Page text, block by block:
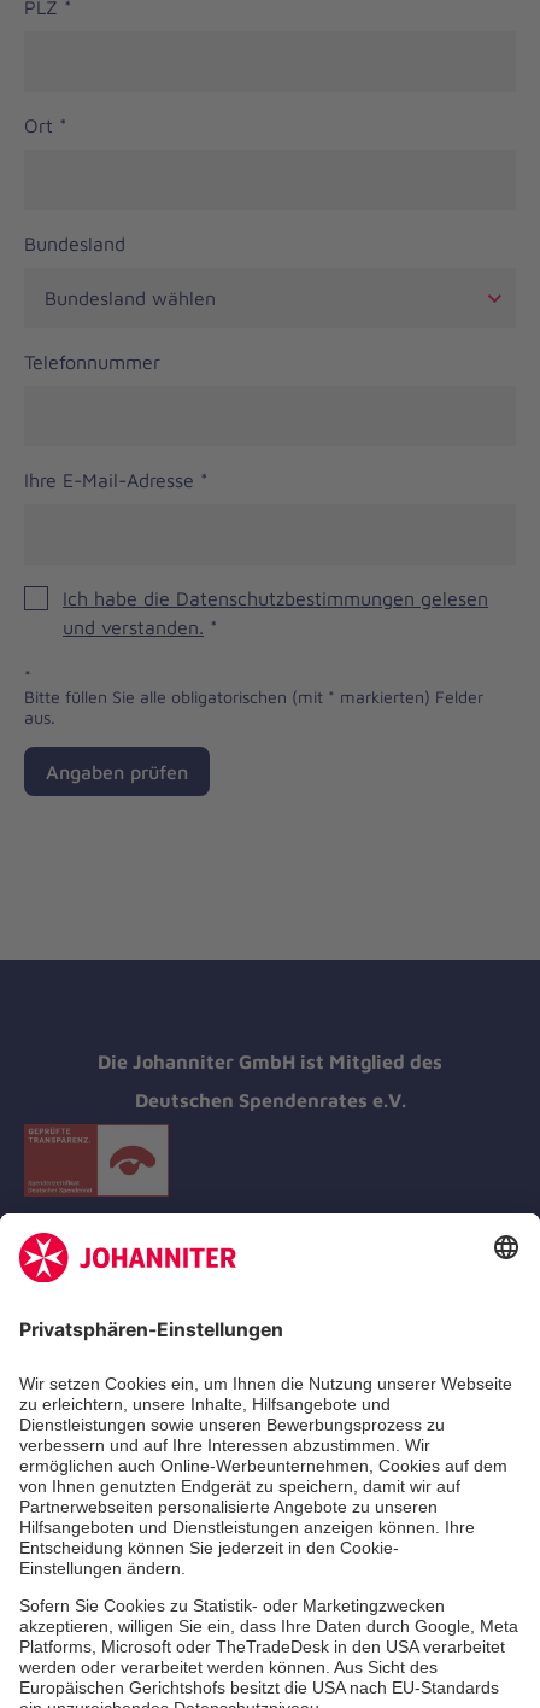
PLZ *
Ort *
Bundesland
Telefonnummer
Ihre E-Mail-Adresse *
Ich habe die Datenschutzbestimmungen gelesen
und verstanden. *
*
Bitte füllen Sie alle obligatorischen (mit * markierten) Felder
aus.
Angaben prüfen
Die Johanniter GmbH ist Mitglied des
Deutschen Spendenrates e.V.
Standorte
Leistungen
Qualität
Über uns
Aktuelles